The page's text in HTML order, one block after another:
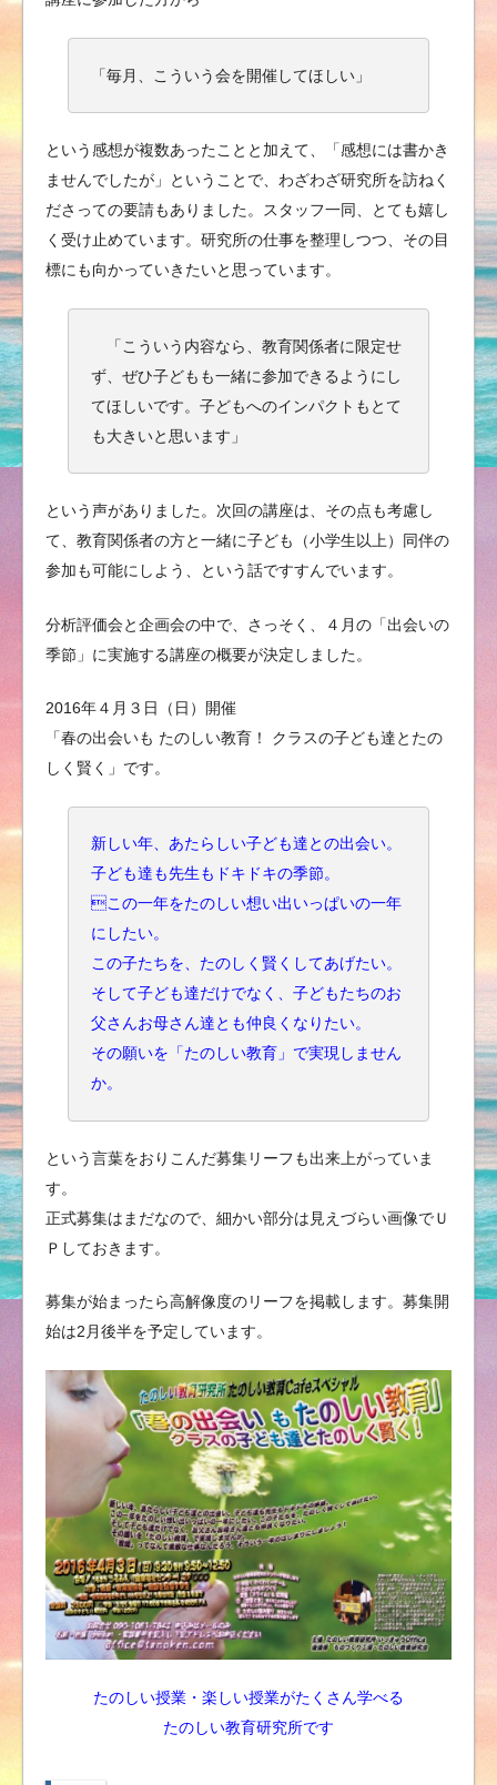
「毎月、こういう会を開催してほしい」
という感想が複数あったことと加えて、「感想には書かき
ませんでしたが」ということで、わざわざ研究所を訪ねく
ださっての要請もありました。スタッフ一同、とても嬉し
く受け止めています。研究所の仕事を整理しつつ、その目
標にも向かっていきたいと思っています。
「こういう内容なら、教育関係者に限定せ
ず、ぜひ子どもも一緒に参加できるようにし
てほしいです。子どもへのインパクトもとて
も大きいと思います」
という声がありました。次回の講座は、その点も考慮し
て、教育関係者の方と一緒に子ども（小学生以上）同伴の
参加も可能にしよう、という話ですすんでいます。
分析評価会と企画会の中で、さっそく、４月の「出会いの
季節」に実施する講座の概要が決定しました。
2016年４月３日（日）開催
「春の出会いも たのしい教育！ クラスの子ども達とたの
しく賢く」です。
新しい年、あたらしい子ども達との出会い。
子ども達も先生もドキドキの季節。
この一年をたのしい想い出いっぱいの一年
にしたい。
この子たちを、たのしく賢くしてあげたい。
そして子ども達だけでなく、子どもたちのお
父さんお母さん達とも仲良くなりたい。
その願いを「たのしい教育」で実現しません
か。
という言葉をおりこんだ募集リーフも出来上がっていま
す。
正式募集はまだなので、細かい部分は見えづらい画像でＵ
Ｐしておきます。
募集が始まったら高解像度のリーフを掲載します。募集開
始は2月後半を予定しています。
たのしい授業・楽しい授業がたくさん学べる
たのしい教育研究所です